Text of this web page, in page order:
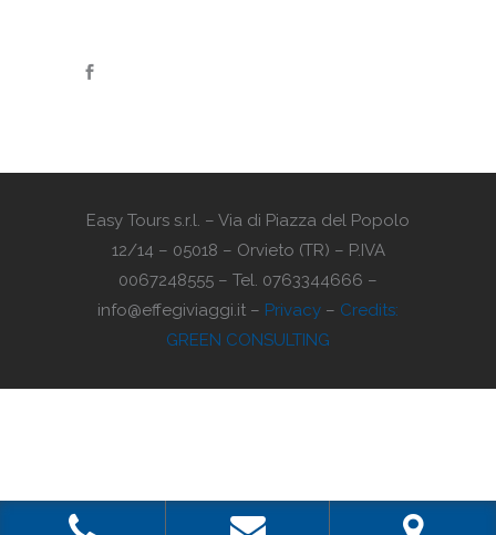
Easy Tours s.r.l. – Via di Piazza del Popolo
12/14 – 05018 – Orvieto (TR) – P.IVA
0067248555 – Tel. 0763344666 –
info@effegiviaggi.it – Privacy – Credits:
GREEN CONSULTING